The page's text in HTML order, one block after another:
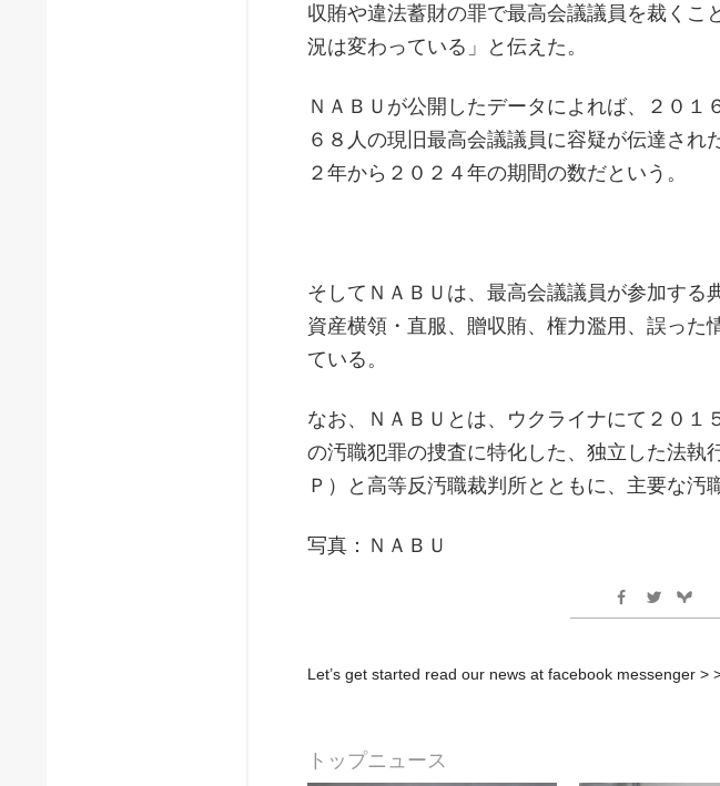
収賄や違法蓄財の罪で最高会議議員を裁くこ
況は変わっている」と伝えた。
ＮＡＢＵが公開したデータによれば、２０１
６８人の現旧最高会議議員に容疑が伝達され
２年から２０２４年の期間の数だという。
そしてＮＡＢＵは、最高会議議員が参加する
資産横領・直服、贈収賄、権力濫用、誤った
ている。
なお、ＮＡＢＵとは、ウクライナにて２０１
の汚職犯罪の捜査に特化した、独立した法執
Ｐ）と高等反汚職裁判所とともに、主要な汚
写真：ＮＡＢＵ
Let’s get started read our news at facebook messenger >
トップニュース